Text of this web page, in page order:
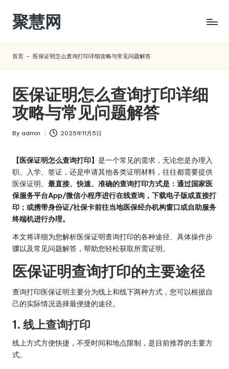
Skip
content
聚慧网
首页 - 医保证明怎么查询打印详细攻略与常见问题解答
医保证明怎么查询打印详细
攻略与常见问题解答
Posted
By admin 2025年11月5日
【医保证明怎么查询打印】 是一个常见的需求，无论您是办理入
职、入学、签证，还是申请其他各类证明材料，往往都需要提供
医保证明。 最直接、快速、准确的查询打印方式是：通过国家医
保服务平台App/微信小程序进行在线查询，下载电子版或直接打
印；或携带身份证/社保卡前往当地医保经办机构窗口或自助服务
终端机进行办理。
本文将详细为您解析医保证明查询打印的各种途径、具体操作步
骤以及常见问题解答，帮助您轻松获取所需证明。
医保证明查询打印的主要途径
查询打印医保证明主要分为线上和线下两种方式，您可以根据自
己的实际情况选择最便捷的途径。
1. 线上查询打印
线上方式方便快捷，不受时间和地点限制，是目前推荐的主要方
式。